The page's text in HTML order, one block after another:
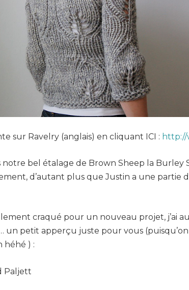
sur Ravelry (anglais) en cliquant ICI : http://
notre bel étalage de Brown Sheep la
d’autant plus que Justin a une partie
craqué pour un nouveau projet, j’ai
un petit apperçu juste pour vous
héhé ) :